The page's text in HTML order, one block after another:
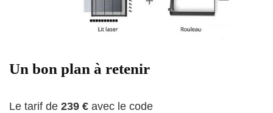
Un bon plan à retenir
Le tarif de 239 € avec le code